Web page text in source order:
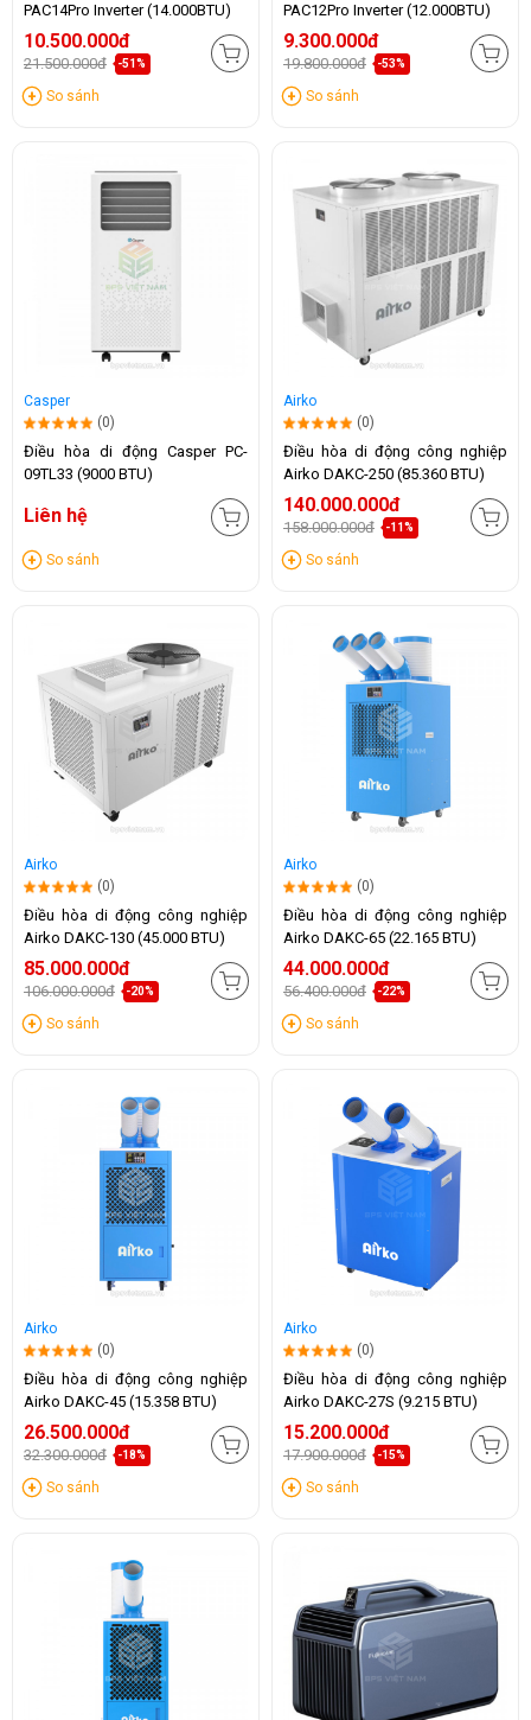
PAC14Pro Inverter (14.000BTU)
10.500.000đ
21.500.000đ -51%
So sánh
PAC12Pro Inverter (12.000BTU)
9.300.000đ
19.800.000đ -53%
So sánh
Casper
(0)
Điều hòa di động Casper PC-
09TL33 (9000 BTU)
Liên hệ
So sánh
Airko
(0)
Điều hòa di động công nghiệp
Airko DAKC-250 (85.360 BTU)
140.000.000đ
158.000.000đ -11%
So sánh
Airko
(0)
Điều hòa di động công nghiệp
Airko DAKC-130 (45.000 BTU)
85.000.000đ
106.000.000đ -20%
So sánh
Airko
(0)
Điều hòa di động công nghiệp
Airko DAKC-65 (22.165 BTU)
44.000.000đ
56.400.000đ -22%
So sánh
Airko
(0)
Điều hòa di động công nghiệp
Airko DAKC-45 (15.358 BTU)
26.500.000đ
32.300.000đ -18%
So sánh
Airko
(0)
Điều hòa di động công nghiệp
Airko DAKC-27S (9.215 BTU)
15.200.000đ
17.900.000đ -15%
So sánh